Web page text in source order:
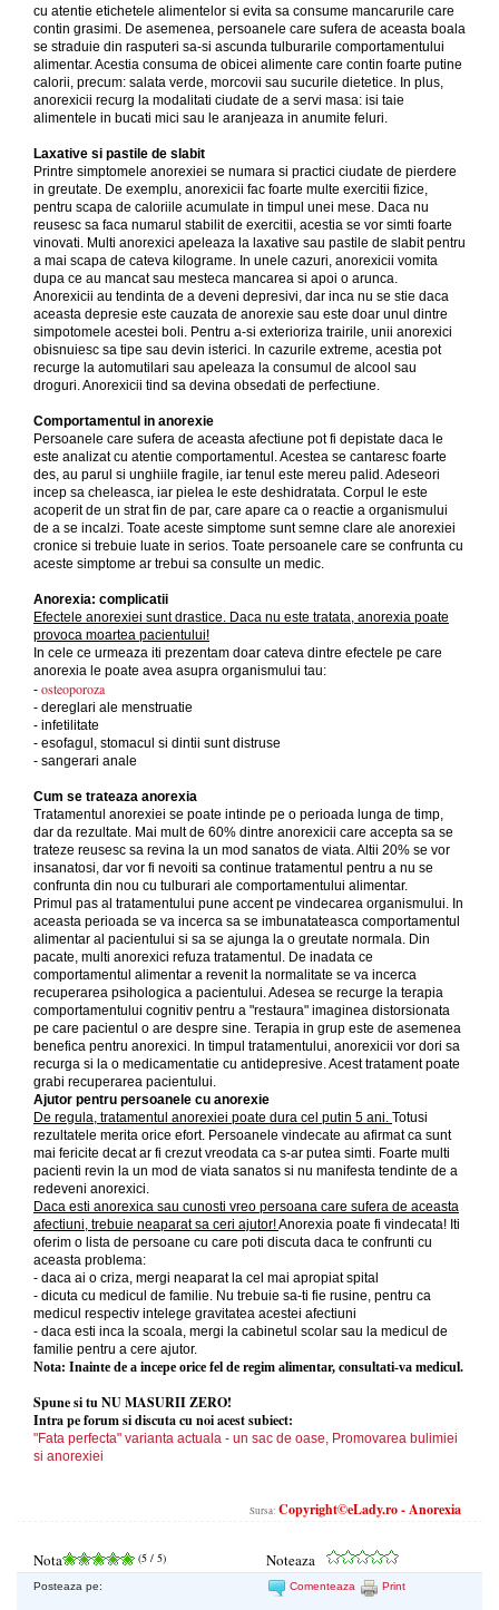
cu atentie etichetele alimentelor si evita sa consume mancarurile care
contin grasimi. De asemenea, persoanele care sufera de aceasta boala
se straduie din rasputeri sa-si ascunda tulburarile comportamentului
alimentar. Acestia consuma de obicei alimente care contin foarte putine
calorii, precum: salata verde, morcovii sau sucurile dietetice. In plus,
anorexicii recurg la modalitati ciudate de a servi masa: isi taie
alimentele in bucati mici sau le aranjeaza in anumite feluri.
Laxative si pastile de slabit
Printre simptomele anorexiei se numara si practici ciudate de pierdere
in greutate. De exemplu, anorexicii fac foarte multe exercitii fizice,
pentru scapa de caloriile acumulate in timpul unei mese. Daca nu
reusesc sa faca numarul stabilit de exercitii, acestia se vor simti foarte
vinovati. Multi anorexici apeleaza la laxative sau pastile de slabit pentru
a mai scapa de cateva kilograme. In unele cazuri, anorexicii vomita
dupa ce au mancat sau mesteca mancarea si apoi o arunca.
Anorexicii au tendinta de a deveni depresivi, dar inca nu se stie daca
aceasta depresie este cauzata de anorexie sau este doar unul dintre
simpotomele acestei boli. Pentru a-si exterioriza trairile, unii anorexici
obisnuiesc sa tipe sau devin isterici. In cazurile extreme, acestia pot
recurge la automutilari sau apeleaza la consumul de alcool sau
droguri. Anorexicii tind sa devina obsedati de perfectiune.
Comportamentul in anorexie
Persoanele care sufera de aceasta afectiune pot fi depistate daca le
este analizat cu atentie comportamentul. Acestea se cantaresc foarte
des, au parul si unghiile fragile, iar tenul este mereu palid. Adeseori
incep sa cheleasca, iar pielea le este deshidratata. Corpul le este
acoperit de un strat fin de par, care apare ca o reactie a organismului
de a se incalzi. Toate aceste simptome sunt semne clare ale anorexiei
cronice si trebuie luate in serios. Toate persoanele care se confrunta cu
aceste simptome ar trebui sa consulte un medic.
Anorexia: complicatii
Efectele anorexiei sunt drastice. Daca nu este tratata, anorexia poate
provoca moartea pacientului!
In cele ce urmeaza iti prezentam doar cateva dintre efectele pe care
anorexia le poate avea asupra organismului tau:
- osteoporoza
- dereglari ale menstruatie
- infetilitate
- esofagul, stomacul si dintii sunt distruse
- sangerari anale
Cum se trateaza anorexia
Tratamentul anorexiei se poate intinde pe o perioada lunga de timp,
dar da rezultate. Mai mult de 60% dintre anorexicii care accepta sa se
trateze reusesc sa revina la un mod sanatos de viata. Altii 20% se vor
insanatosi, dar vor fi nevoiti sa continue tratamentul pentru a nu se
confrunta din nou cu tulburari ale comportamentului alimentar.
Primul pas al tratamentului pune accent pe vindecarea organismului. In
aceasta perioada se va incerca sa se imbunatateasca comportamentul
alimentar al pacientului si sa se ajunga la o greutate normala. Din
pacate, multi anorexici refuza tratamentul. De inadata ce
comportamentul alimentar a revenit la normalitate se va incerca
recuperarea psihologica a pacientului. Adesea se recurge la terapia
comportamentului cognitiv pentru a "restaura" imaginea distorsionata
pe care pacientul o are despre sine. Terapia in grup este de asemenea
benefica pentru anorexici. In timpul tratamentului, anorexicii vor dori sa
recurga si la o medicamentatie cu antidepresive. Acest tratament poate
grabi recuperarea pacientului.
Ajutor pentru persoanele cu anorexie
De regula, tratamentul anorexiei poate dura cel putin 5 ani. Totusi
rezultatele merita orice efort. Persoanele vindecate au afirmat ca sunt
mai fericite decat ar fi crezut vreodata ca s-ar putea simti. Foarte multi
pacienti revin la un mod de viata sanatos si nu manifesta tendinte de a
redeveni anorexici.
Daca esti anorexica sau cunosti vreo persoana care sufera de aceasta
afectiuni, trebuie neaparat sa ceri ajutor!Anorexia poate fi vindecata! Iti
oferim o lista de persoane cu care poti discuta daca te confrunti cu
aceasta problema:
- daca ai o criza, mergi neaparat la cel mai apropiat spital
- dicuta cu medicul de familie. Nu trebuie sa-ti fie rusine, pentru ca
medicul respectiv intelege gravitatea acestei afectiuni
- daca esti inca la scoala, mergi la cabinetul scolar sau la medicul de
familie pentru a cere ajutor.
Nota: Inainte de a incepe orice fel de regim alimentar, consultati-va medicul.
Spune si tu NU MASURII ZERO!
Intra pe forum si discuta cu noi acest subiect:
"Fata perfecta" varianta actuala - un sac de oase, Promovarea bulimiei
si anorexiei
Sursa: Copyright©eLady.ro - Anorexia
Nota (5 / 5) Noteaza
Posteaza pe: Comenteaza Print